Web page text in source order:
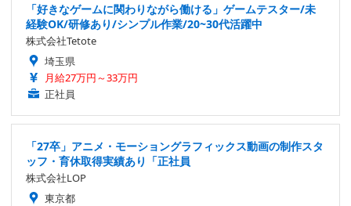
「好きなゲームに関わりながら働ける」ゲームテスター/未
経験OK/研修あり/シンプル作業/20~30代活躍中
株式会社Tetote
埼玉県
月給27万円～33万円
正社員
「27卒」アニメ・モーショングラフィックス動画の制作スタ
ッフ・育休取得実績あり「正社員
株式会社LOP
東京都